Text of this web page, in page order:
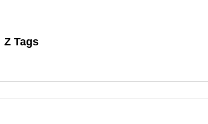
Z Tags